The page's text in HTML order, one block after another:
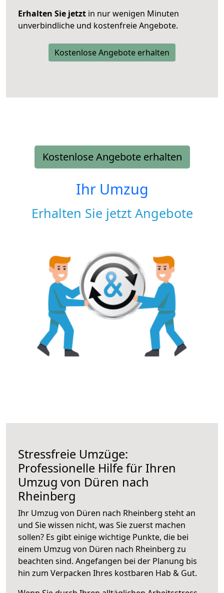
Erhalten Sie jetzt in nur wenigen Minuten
unverbindliche und kostenfreie Angebote.
Kostenlose Angebote erhalten
Kostenlose Angebote erhalten
Ihr Umzug
Erhalten Sie jetzt Angebote
Stressfreie Umzüge:
Professionelle Hilfe für Ihren
Umzug von Düren nach
Rheinberg
Ihr Umzug von Düren nach Rheinberg steht an
und Sie wissen nicht, was Sie zuerst machen
sollen? Es gibt einige wichtige Punkte, die bei
einem Umzug von Düren nach Rheinberg zu
beachten sind. Angefangen bei der Planung bis
hin zum Verpacken Ihres kostbaren Hab & Gut.